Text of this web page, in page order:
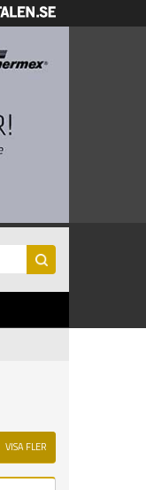
VISA FLER